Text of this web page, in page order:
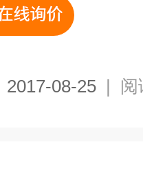
2017-08-25 | 阅